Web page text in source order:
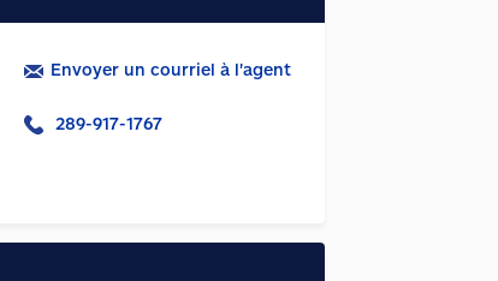
Envoyer un courriel à l'agent
289-917-1767